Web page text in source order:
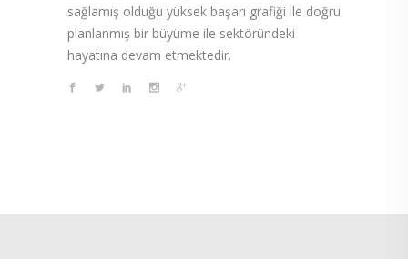
sağlamış olduğu yüksek başarı grafiği ile doğru
planlanmış bir büyüme ile sektöründeki
hayatına devam etmektedir.